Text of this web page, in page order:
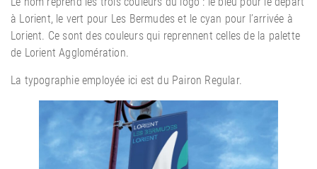
à Lorient, le vert pour Les Bermudes et le cyan pour l’arrivée à
Lorient. Ce sont des couleurs qui reprennent celles de la palette
de Lorient Agglomération.
La typographie employée ici est du Pairon Regular.